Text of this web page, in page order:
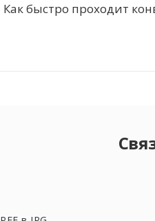
Как быстро проходит